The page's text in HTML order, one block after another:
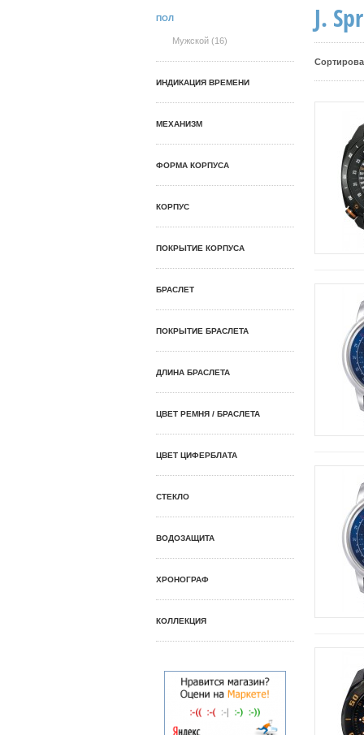
ПОЛ
Мужской (16)
ИНДИКАЦИЯ ВРЕМЕНИ
МЕХАНИЗМ
ФОРМА КОРПУСА
КОРПУС
ПОКРЫТИЕ КОРПУСА
БРАСЛЕТ
ПОКРЫТИЕ БРАСЛЕТА
ДЛИНА БРАСЛЕТА
ЦВЕТ РЕМНЯ / БРАСЛЕТА
ЦВЕТ ЦИФЕРБЛАТА
СТЕКЛО
ВОДОЗАЩИТА
ХРОНОГРАФ
КОЛЛЕКЦИЯ
J.